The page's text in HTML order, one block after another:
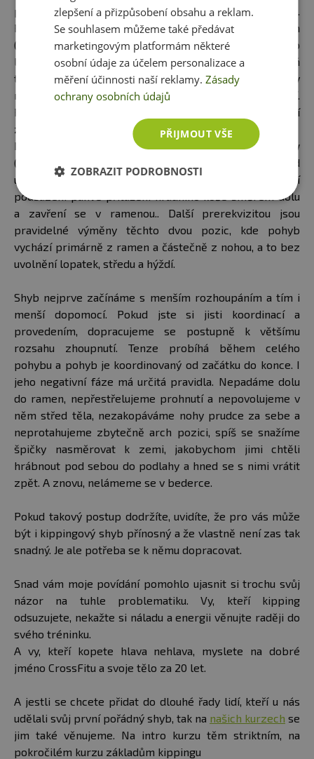
poloviny těla přes pevný spolupracující střed.
Potřebujeme perfektně zvládnutou pozici arch
(prohnutí - luk), která spočívá v protažení celého těla do
luku, tak, že nohy a paže se dostanou mírně za úroveň
trupu. Dále otevření v ramenou a lehké vyprsení, tedy
mírné prohnutí hrudní oblasti páteře. Ne bederní.
Pomůžou nám proplá kolena a špičky, stálé zatínání
zadku a zpevnění středu.
Dále potřebujeme správně zvládnutou pozici hollow
(zakulacení - banán), kde je naopak končetiny lehce před
úrovní trupu a k stlačení zadku se ještě přidá větší
podsazení pánve přitažení hrudního koše směrem dolu
a zavření se v ramenou.. Další prerekvizitou jsou
pravidelné výměny těchto dvou pozic, kde pohyb
vychází primárně z ramen a částečně z nohou, a to bez
uvolnění lopatek, středu a hýždí.
Shyb nejprve začínáme s menším rozhoupáním a tím i
menší dopomocí. Pokud jste si jisti koordinací a
provedením, dopracujeme se postupně k většímu
rozsahu zhoupnutí. Tenze probíhá během celého
pohybu a pohyb je koordinovaný od začátku do konce. I
jeho negativní fáze má určitá pravidla. Nepadáme dolu
do ramen, nepřestřelujeme prohnutí a nepovolujeme v
něm střed těla, nezakopáváme nohy prudce za sebe a
neprotahujeme zbytečně arch pozici, spíš se snažíme
špičky nasměrovat k zemi, jakobychom jimi chtěli
hrábnout pod sebou do podlahy a hned se s nimi vrátit
zpět. A znovu, nelámeme se v bederce.
Pokud takový postup dodržíte, uvidíte, že pro vás může
být i kippingový shyb přínosný a že vlastně není zas tak
snadný. Je ale potřeba se k němu dopracovat.
Snad vám moje povídání pomohlo ujasnit si trochu svůj
názor na tuhle problematiku. Vy, kteří kipping
odsuzujete, nekažte si náladu a energii věnujte raději do
svého tréninku.
A vy, kteří kopete hlava nehlava, myslete na dobré
jméno CrossFitu a svoje tělo za 20 let.
A jestli se chcete přidat do dlouhé řady lidí, kteří u nás
udělali svůj první pořádný shyb, tak na našich kurzech se
jim také věnujeme. Na intro kurzu těm striktním, na
pokročilém kurzu základům kippingu
zlepšení a přizpůsobení obsahu a reklam.
Se souhlasem můžeme také předávat
marketingovým platformám některé
osobní údaje za účelem personalizace a
měření účinnosti naší reklamy.Zásady
ochrany osobních údajů
PŘIJMOUT VŠE
ZOBRAZIT PODROBNOSTI